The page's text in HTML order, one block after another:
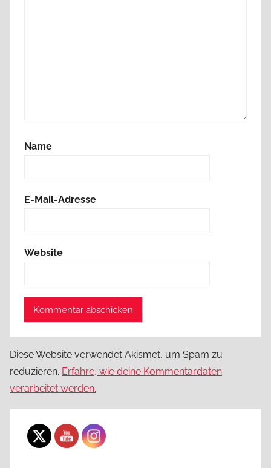
Name
E-Mail-Adresse
Website
Diese Website verwendet Akismet, um Spam zu
reduzieren. Erfahre, wie deine Kommentardaten
verarbeitet werden.